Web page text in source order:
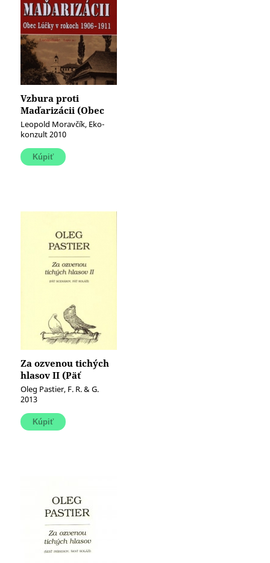
Vzbura proti
Maďarizácii (Obec
Lúčky v rokoch 1906
- 1911)
Leopold Moravčík, Eko-
konzult 2010
Za ozvenou tichých
hlasov II (Päť
scenárov, päť koláží)
Oleg Pastier, F. R. & G.
2013